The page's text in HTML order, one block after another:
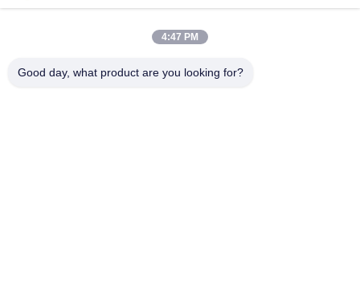
jesingd@vip.sina.com
4:47 PM
Good day, what product are you looking for?